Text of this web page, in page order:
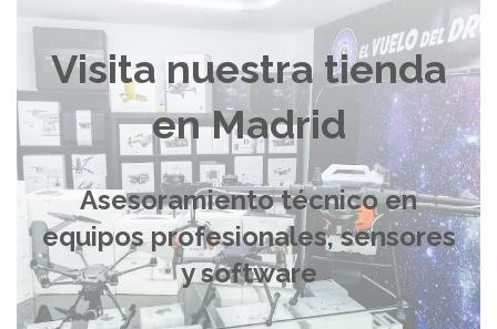
Visita nuestra tienda
en Madrid
Asesoramiento técnico en
equipos profesionales, sensores
y software